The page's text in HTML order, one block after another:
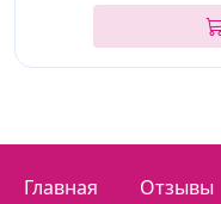
Главная Отзывы